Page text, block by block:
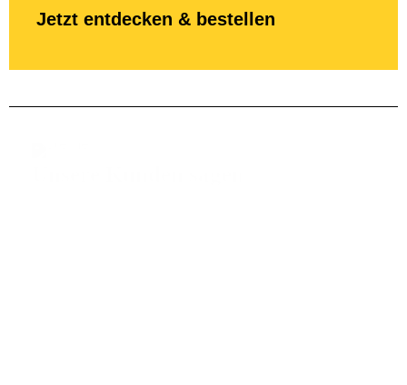
Jetzt entdecken & bestellen